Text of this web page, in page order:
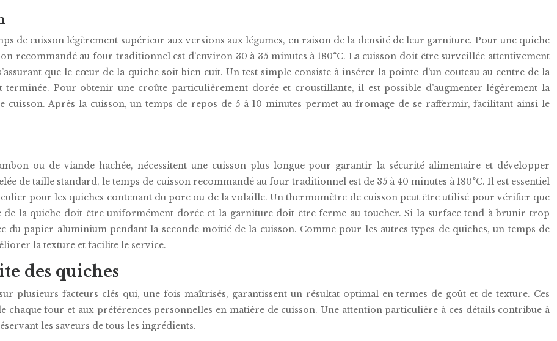
de cuisson légèrement supérieur aux versions aux légumes, en raison de la densité de leur garniture. Pour une quiche
recommandé au four traditionnel est d’environ 30 à 35 minutes à 180°C. La cuisson doit être surveillée attentivement
que le cœur de la quiche soit bien cuit. Un test simple consiste à insérer la pointe d’un couteau au centre de la
Pour obtenir une croûte particulièrement dorée et croustillante, il est possible d’augmenter légèrement la
Après la cuisson, un temps de repos de 5 à 10 minutes permet au fromage de se raffermir, facilitant ainsi le
ou de viande hachée, nécessitent une cuisson plus longue pour garantir la sécurité alimentaire et développer
de taille standard, le temps de cuisson recommandé au four traditionnel est de 35 à 40 minutes à 180°C. Il est essentiel
pour les quiches contenant du porc ou de la volaille. Un thermomètre de cuisson peut être utilisé pour vérifier que
de la quiche doit être uniformément dorée et la garniture doit être ferme au toucher. Si la surface tend à brunir trop
papier aluminium pendant la seconde moitié de la cuisson. Comme pour les autres types de quiches, un temps de
la texture et facilite le service.
des quiches
plusieurs facteurs clés qui, une fois maîtrisés, garantissent un résultat optimal en termes de goût et de texture. Ces
chaque four et aux préférences personnelles en matière de cuisson. Une attention particulière à ces détails contribue à
les saveurs de tous les ingrédients.